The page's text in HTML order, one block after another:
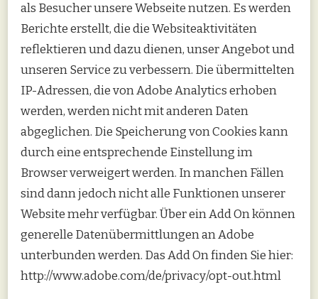
als Besucher unsere Webseite nutzen. Es werden
Berichte erstellt, die die Websiteaktivitäten
reflektieren und dazu dienen, unser Angebot und
unseren Service zu verbessern. Die übermittelten
IP-Adressen, die von Adobe Analytics erhoben
werden, werden nicht mit anderen Daten
abgeglichen. Die Speicherung von Cookies kann
durch eine entsprechende Einstellung im
Browser verweigert werden. In manchen Fällen
sind dann jedoch nicht alle Funktionen unserer
Website mehr verfügbar. Über ein Add On können
generelle Datenübermittlungen an Adobe
unterbunden werden. Das Add On finden Sie hier:
http://www.adobe.com/de/privacy/opt-out.html